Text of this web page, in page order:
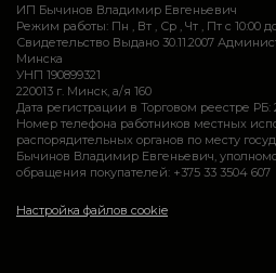
ИП Бычинов Владимир Евгеньевич
Режим работы: Пн , Вт , Ср , Чт , Пт c 10:00 до
Свидетельство Выдано 30.11.2007
Минска
УНП 190899321
220013 г. Минск, а/я 160
Дата регистрации в Торговом реестре РБ:
Номер телефона работников местных
распорядительных органов по месту
Бычинов Владимир Евгеньевич,
обращения покупателей: +375 33 3504 607
Настройка файлов cookie